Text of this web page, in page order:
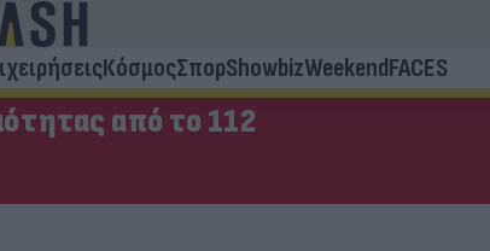
ΚόσμοςΣπορShowbizWeekendFACES
από το 112